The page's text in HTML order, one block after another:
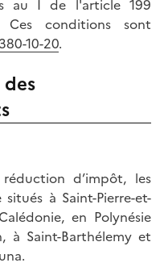
au I de l'article 199
conditions sont
10-20.
d’impôt, les
à Saint-Pierre-et-
en Polynésie
à Saint-Barthélemy et